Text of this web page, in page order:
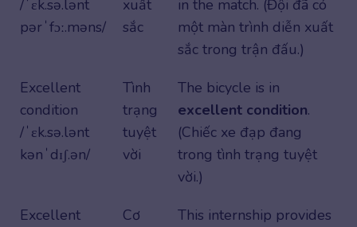
/ˈɛk.sə.lənt
pərˈfɔː.məns/
xuất
sắc
in the match. (Đội đã có
một màn trình diễn xuất
sắc trong trận đấu.)
Excellent
condition
/ˈɛk.sə.lənt
kənˈdɪʃ.ən/
Tình
trạng
tuyệt
vời
The bicycle is in
excellent condition.
(Chiếc xe đạp đang
trong tình trạng tuyệt
vời.)
Excellent
Cơ
This internship provides